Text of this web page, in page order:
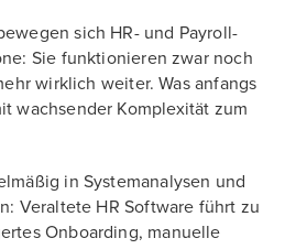
sich HR- und Payroll-
Sie funktionieren zwar noch
wirklich weiter. Was anfangs
wachsender Komplexität zum
in Systemanalysen und
Veraltete HR Software führt zu
Onboarding, manuelle